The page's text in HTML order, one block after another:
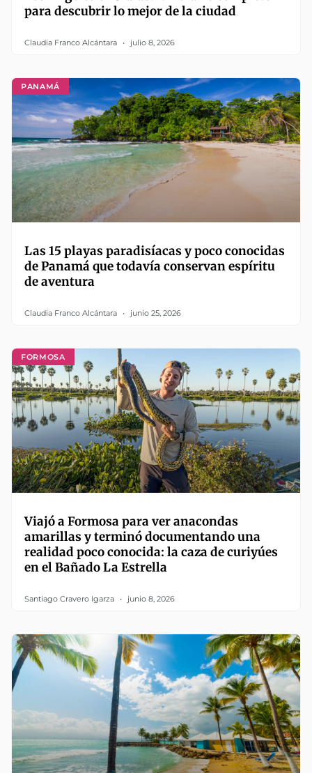
para descubrir lo mejor de la ciudad
Claudia Franco Alcántara julio 8, 2026
PANAMÁ
Las 15 playas paradisíacas y poco conocidas
de Panamá que todavía conservan espíritu
de aventura
Claudia Franco Alcántara junio 25, 2026
FORMOSA
Viajó a Formosa para ver anacondas
amarillas y terminó documentando una
realidad poco conocida: la caza de curiyúes
en el Bañado La Estrella
Santiago Cravero Igarza junio 8, 2026